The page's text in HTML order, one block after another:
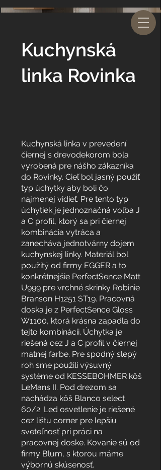
Kuchynská
linka Rovinka
Kuchynská linka v prevedení
čiernej s drevodekorom bola
vyrobená pre nášho zákazníka
do Rovinky. Cieľ bol jasný použiť
typ úchytky aby boli čo
najmenej vidieť. Pre tento typ
úchytiek je jednoznačná voľba J
a C profil, ktorý sa pri čiernej
kombinácia vytráca a
zanecháva jednotvárny dojem
kuchynskej linky. Materiál bol
použitý od firmy EGGER a to
konkrétnejšie PerfectSence Matt
U999 pre vrchné skrinky Robinie
Branson H1251 ST19. Pracovná
doska je z PerfectSence Gloss
W1100, ktorá krásna zapadla do
tejto kombinácii. Úchytka je
riešená cez J a C profil v čiernej
matnej farbe. Pre spodný slepý
roh sme použili výsuvný
systéme od KESSEBOHMER kôš
LeMans II. Pod drezom sa
nachádza kôš Blanco select
60/2. Led osvetlenie je riešené
cez lištu corner pre lepšiu
sveteľnosť pri práci na
pracovnej doske. Kovanie sú od
firmy Blum, s ktorou máme
výbornú skúsenosť.